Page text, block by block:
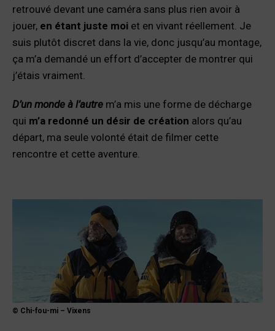
retrouvé devant une caméra sans plus rien avoir à
jouer, en étant juste moi et en vivant réellement. Je
suis plutôt discret dans la vie, donc jusqu’au montage,
ça m’a demandé un effort d’accepter de montrer qui
j’étais vraiment.
D’un monde à l’autre m’a mis une forme de décharge
qui m’a redonné un désir de création alors qu’au
départ, ma seule volonté était de filmer cette
rencontre et cette aventure.
© Chi-fou-mi – Vixens